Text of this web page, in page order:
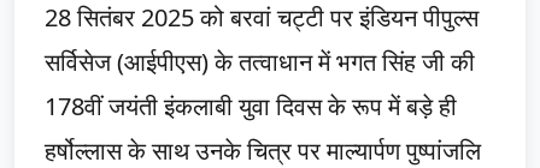
28 सितंबर 2025 को बरवां चट्टी पर इंडियन पीपुल्स
सर्विसेज (आईपीएस) के तत्वाधान में भगत सिंह जी की
178वीं जयंती इंकलाबी युवा दिवस के रूप में बड़े ही
हर्षोल्लास के साथ उनके चित्र पर माल्यार्पण पुष्पांजलि